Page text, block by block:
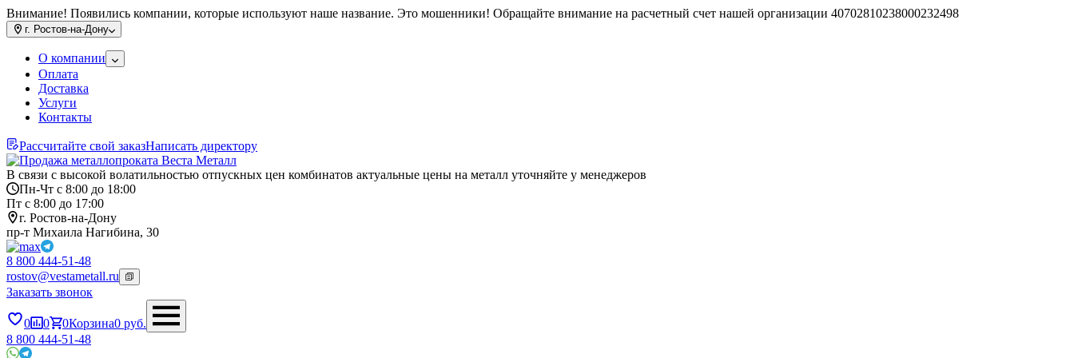
Внимание! Появились компании, которые используют наше название. Это мошенники! Обращайте внимание на расчетный счет нашей организации 40702810238000232498
г. Ростов-на-Дону
О компании
Оплата
Доставка
Услуги
Контакты
Рассчитайте свой заказНаписать директору
В связи с высокой волатильностью отпускных цен комбинатов актуальные цены на металл уточняйте у менеджеров
Пн-Чт с 8:00 до 18:00
Пт с 8:00 до 17:00
г. Ростов-на-Дону
пр-т Михаила Нагибина, 30
8 800 444-51-48
rostov@vestametall.ru
Заказать звонок
0 0 0Корзина0 руб.
8 800 444-51-48